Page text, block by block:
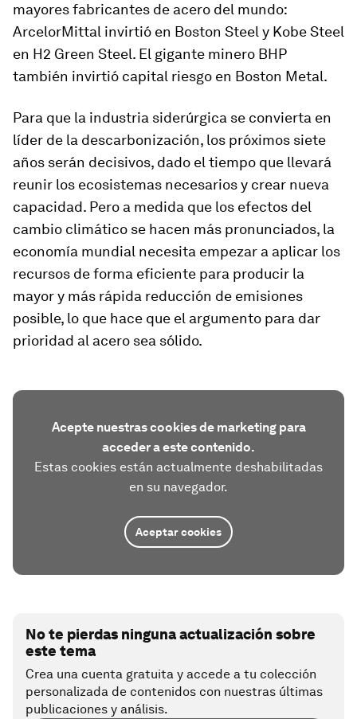
mayores fabricantes de acero del mundo:
ArcelorMittal invirtió en Boston Steel y Kobe Steel
en H2 Green Steel. El gigante minero BHP
también invirtió capital riesgo en Boston Metal.
Para que la industria siderúrgica se convierta en
líder de la descarbonización, los próximos siete
años serán decisivos, dado el tiempo que llevará
reunir los ecosistemas necesarios y crear nueva
capacidad. Pero a medida que los efectos del
cambio climático se hacen más pronunciados, la
economía mundial necesita empezar a aplicar los
recursos de forma eficiente para producir la
mayor y más rápida reducción de emisiones
posible, lo que hace que el argumento para dar
prioridad al acero sea sólido.
Acepte nuestras cookies de marketing para
acceder a este contenido.
Estas cookies están actualmente deshabilitadas
en su navegador.
Aceptar cookies
No te pierdas ninguna actualización sobre
este tema
Crea una cuenta gratuita y accede a tu colección
personalizada de contenidos con nuestras últimas
publicaciones y análisis.